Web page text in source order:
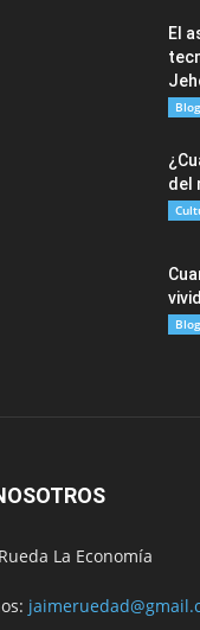
El
del
La Economía